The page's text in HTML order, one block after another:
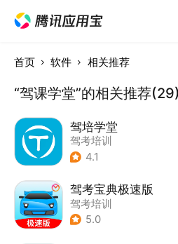
首页 软件 相关推荐
“驾课学堂”的相关推荐(29)
驾培学堂
驾考培训
4.1
驾考宝典极速版
驾考培训
5.0